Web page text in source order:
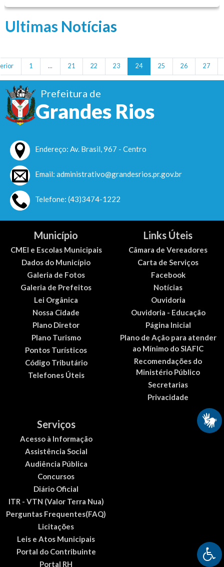
Ultimas Notícias
1 ... 21 22 23 24 25 26 27
Prefeitura de
Grandes Rios
Endereço: Av. Brasil, 967 - Centro
Email: administrativo@grandesrios.pr.gov.br
Telefone: (43)3474-1222
Município
CMEI e Escolas Municipais
Dados do Município
Galeria de Fotos
Galeria de Prefeitos
Lei Orgânica
Nossa Cidade
Plano Diretor
Plano Turismo
Pontos Turísticos
Código Tributário
Telefones Úteis
Links Úteis
Câmara de Vereadores
Carta de Serviços
Facebook
Notícias
Ouvidoria
Ouvidoria - Educação
Página Inicial
Plano de Ação para atender
ao Mínimo do SIAFIC
Recomendações do
Ministério Público
Secretarias
Privacidade
Serviços
Acesso à Informação
Assistência Social
Audiência Pública
Concursos
Diário Oficial
ITR - VTN (Valor Terra Nua)
Perguntas Frequentes(FAQ)
Licitações
Leis e Atos Municipais
Portal do Contribuinte
Portal RH